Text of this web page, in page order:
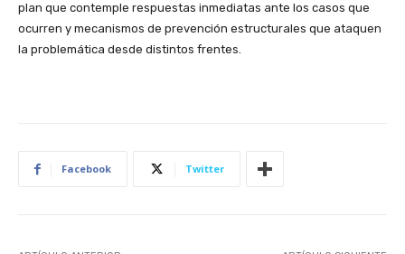
plan que contemple respuestas inmediatas ante los casos que
ocurren y mecanismos de prevención estructurales que ataquen
la problemática desde distintos frentes.
Facebook Twitter